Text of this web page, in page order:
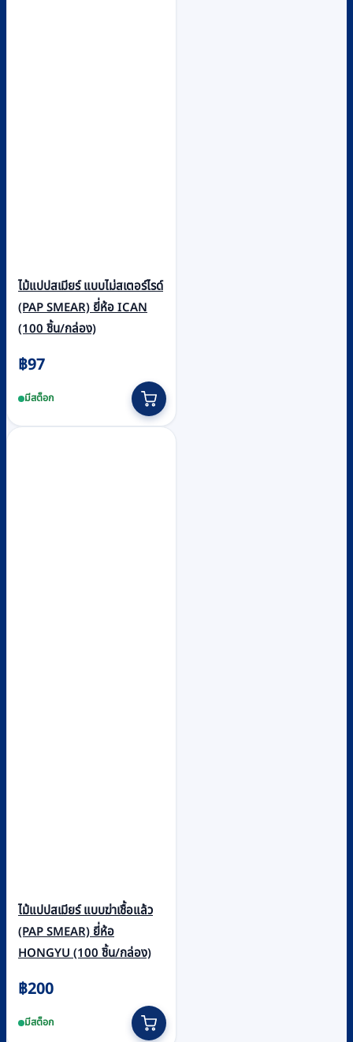
ไม้แปปสเมียร์ แบบไม่สเตอร์ไรด์
(PAP SMEAR) ยี่ห้อ ICAN
(100 ชิ้น/กล่อง)
฿97
มีสต็อก
ไม้แปปสเมียร์ แบบฆ่าเชื้อแล้ว
(PAP SMEAR) ยี่ห้อ
HONGYU (100 ชิ้น/กล่อง)
฿200
มีสต็อก